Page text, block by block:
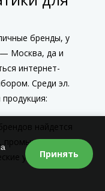
бренды, у
Москва, да и
интернет-
Среди эл.
найдется
, промышленное
устройства с
Принять